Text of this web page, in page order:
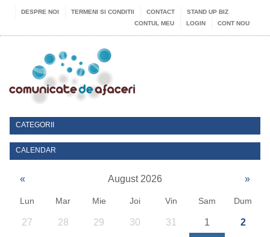
DESPRE NOI TERMENI SI CONDITII CONTACT
STAND UP BIZ
CONTUL MEU
LOGIN CONT NOU
CATEGORII
CALENDAR
« August 2026 »
Lun Mar Mie Joi Vin Sam Dum
27 28 29 30 31 1 2